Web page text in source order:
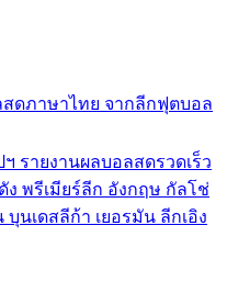
สดภาษาไทย จากลีกฟุตบอล
รายงานผลบอลสดรวดเร็ว
พรีเมียร์ลีก อังกฤษ กัลโช่
บุนเดสลีก้า เยอรมัน ลีกเอิง